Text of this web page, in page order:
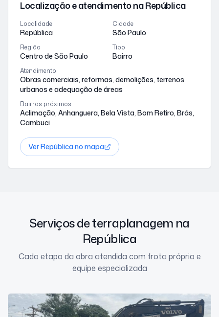
Localização e atendimentona República
Localidade
República
Cidade
São Paulo
Região
Centro de São Paulo
Tipo
Bairro
Atendimento
Obras comerciais, reformas, demolições, terrenos
urbanos e adequação de áreas
Bairros próximos
Aclimação, Anhanguera, Bela Vista, Bom Retiro, Brás,
Cambuci
VerRepúblicano mapa
Serviços de terraplanagem na
República
Cada etapa da obra atendida com frota própria e
equipe especializada